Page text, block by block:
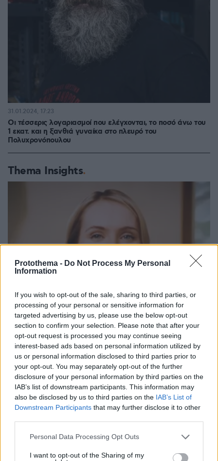
Protothema - Do Not Process My Personal
Information
If you wish to opt-out of the sale, sharing to third parties, or
processing of your personal or sensitive information for
targeted advertising by us, please use the below opt-out
section to confirm your selection. Please note that after your
opt-out request is processed you may continue seeing
interest-based ads based on personal information utilized by
us or personal information disclosed to third parties prior to
your opt-out. You may separately opt-out of the further
disclosure of your personal information by third parties on the
IAB’s list of downstream participants. This information may
also be disclosed by us to third parties on the IAB’s List of
Downstream Participants that may further disclose it to other
Please note that this website/app uses one or more Google
not limited to your visit or usage behaviour. You may click to
Personal Data Processing Opt Outs
I want to opt-out of the Sharing of my
Οι τέσσερις λογαριασμοί που ελέγχονται, το ποσό άνω του
1 εκατ. και η ξανθιά γυναίκα στο πλευρό του
Πολυχρονόπουλου
31.01.2024, 17:23
Thema Insights
Το DEI College παρουσιάζει τη Sophia. Την πρώτη 24/7
βοηθό AI που αλλάζει τον τρόπο με τον οποίο μαθαίνουν οι
φοιτητές
30.07.2026, 09:33
Η Smart φοιτητική κατοικία στην καρδιά της Αθήνας